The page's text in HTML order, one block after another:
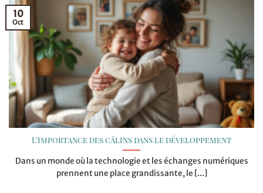
L’importance des câlins dans le développement
Dans un monde où la technologie et les échanges numériques
prennent une place grandissante, le [...]
10
Oct